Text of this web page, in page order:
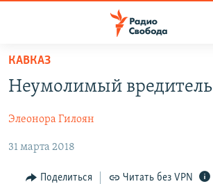
упрощенного
доступа
содержанию
Вернутся
ПОДКАСТЫ
АВТОРСКИЕ ПРОЕКТЫ
ЦИТАТЫ СВОБОДЫ
МНЕНИЯ
КАВКАЗ
Неумолимый вредитель
Элеонора Гилоян
31 марта 2018
Поделиться Читать без VPN